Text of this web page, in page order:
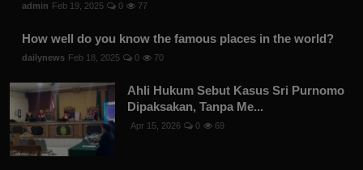
admin Feb 19, 2025 0 77
How well do you know the famous places in the world?
dailynews Feb 18, 2025 0 70
Ahli Hukum Sebut Kasus Sri Purnomo
Dipaksakan, Tanpa Me...
Apr 15, 2026 0 69